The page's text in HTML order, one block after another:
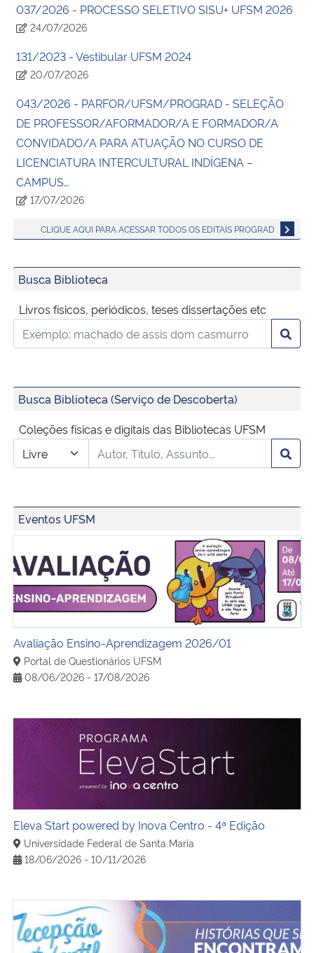
037/2026 - PROCESSO SELETIVO SISU+ UFSM 2026
24/07/2026
131/2023 - Vestibular UFSM 2024
20/07/2026
043/2026 - PARFOR/UFSM/PROGRAD - SELEÇÃO
DE PROFESSOR/AFORMADOR/A E FORMADOR/A
CONVIDADO/A PARA ATUAÇÃO NO CURSO DE
LICENCIATURA INTERCULTURAL INDÍGENA –
CAMPUS…
17/07/2026
CLIQUE AQUI PARA ACESSAR TODOS OS EDITAIS PROGRAD
Busca Biblioteca
Livros físicos, periódicos, teses dissertações etc
Busca Biblioteca (Serviço de Descoberta)
Coleções físicas e digitais das Bibliotecas UFSM
Eventos UFSM
Avaliação Ensino-Aprendizagem 2026/01
Avaliação Ensino-Aprendizagem 2026/01
Portal de Questionários UFSM
08/06/2026 - 17/08/2026
Eleva Start powered by Inova Centro - 4ª Edição
Universidade Federal de Santa Maria
18/06/2026 - 10/11/2026
imagem com as escritas Recepção estudantil ufsm -